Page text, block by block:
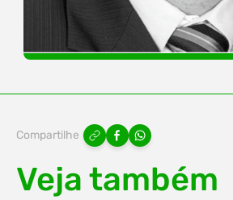
Compartilhe
Veja também